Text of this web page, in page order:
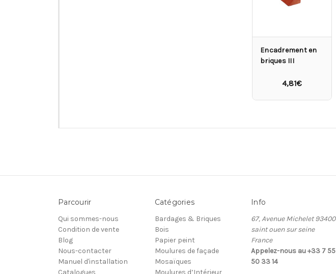
Encadrement en
briques III
4,81€
Parcourir
Qui sommes-nous
Condition de vente
Blog
Nous-contacter
Manuel d'installation
Catalogues
Catégories
Bardages & Briques
Bois
Papier peint
Moulures de façade
Mosaïques
Moulures d’Intérieur
Info
67, Avenue Michelet 93400
saint ouen sur seine
France
Appelez-nous au +33 7 55
50 33 14